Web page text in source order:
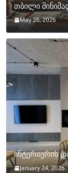
თბილი
May 26, 2026
ინტერიერის
January 24, 2026